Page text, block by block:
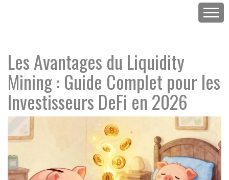
Les Avantages du Liquidity
Mining : Guide Complet pour les
Investisseurs DeFi en 2026